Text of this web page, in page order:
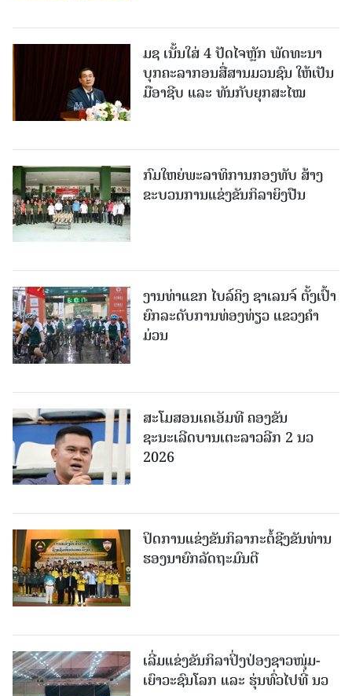
ມຊ ເນັ້ນໃສ່ 4 ປັດໄຈຫຼັກ ພັດທະນາ
ບຸກຄະລາກອນສື່ສານມວນຊົນ ໃຫ້ເປັນ
ມືອາຊີບ ແລະ ທັນກັບຍຸກສະໄໝ
ກົມໃຫຍ່ພະລາທິການກອງທັບ ສ້າງ
ຂະບວນການແຂ່ງຂັນກິລາຍິງປືນ
ງານທ່າແຂກ ໄບລ໌ຄິງ ຊາເລນຈ໌ ຕັ້ງເປົ້າ
ຍົກລະດັບການທ່ອງທ່ຽວ ແຂວງຄໍາ
ມ່ວນ
ສະໂມສອນເຄເອັມທີ ຄອງຂັນ
ຊະນະເລີດບານເຕະລາວລີກ 2 ນວ
2026
ປິດການແຂ່ງຂັນກິລາກະຕໍ້ຊີງຂັນທ່ານ
ຮອງນາຍົກລັດຖະມົນຕີ
ເລີ່ມແຂ່ງຂັນກິລາປິ່ງປ່ອງຊາວໜຸ່ມ-
ເຍົາວະຊົນໂລກ ແລະ ຮຸ່ນທົ່ວໄປທີ່ ນວ